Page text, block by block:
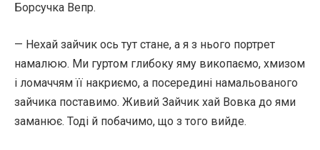
Борсучка Вепр.
— Нехай зайчик ось тут стане, а я з нього портрет
намалюю. Ми гуртом глибоку яму викопаємо, хмизом
і ломаччям її накриємо, а посередині намальованого
зайчика поставимо. Живий Зайчик хай Вовка до ями
заманює. Тоді й побачимо, що з того вийде.